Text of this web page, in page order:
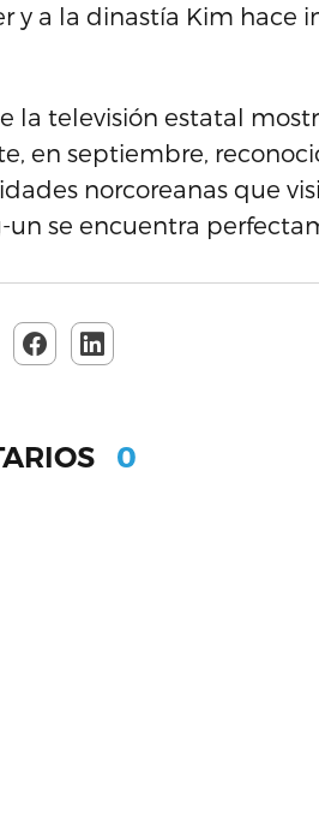
y a la dinastía Kim hace
la televisión estatal
en septiembre,
norcoreanas que
un se encuentra
0